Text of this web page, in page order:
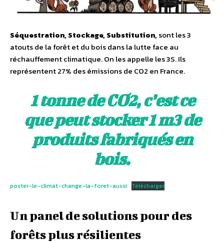
Séquestration, Stockage, Substitution,sont les 3
atouts de la forêt et du bois dans la lutte face au
réchauffement climatique. On les appelle les 3S. Ils
représentent 27% des émissions de CO2 en France.
1 tonne de CO2, c’est ce
que peut stocker 1 m3 de
produits fabriqués en
bois.
poster-le-climat-change-la-foret-aussi Télécharger
Un panel de solutions pour des
forêts plus résilientes